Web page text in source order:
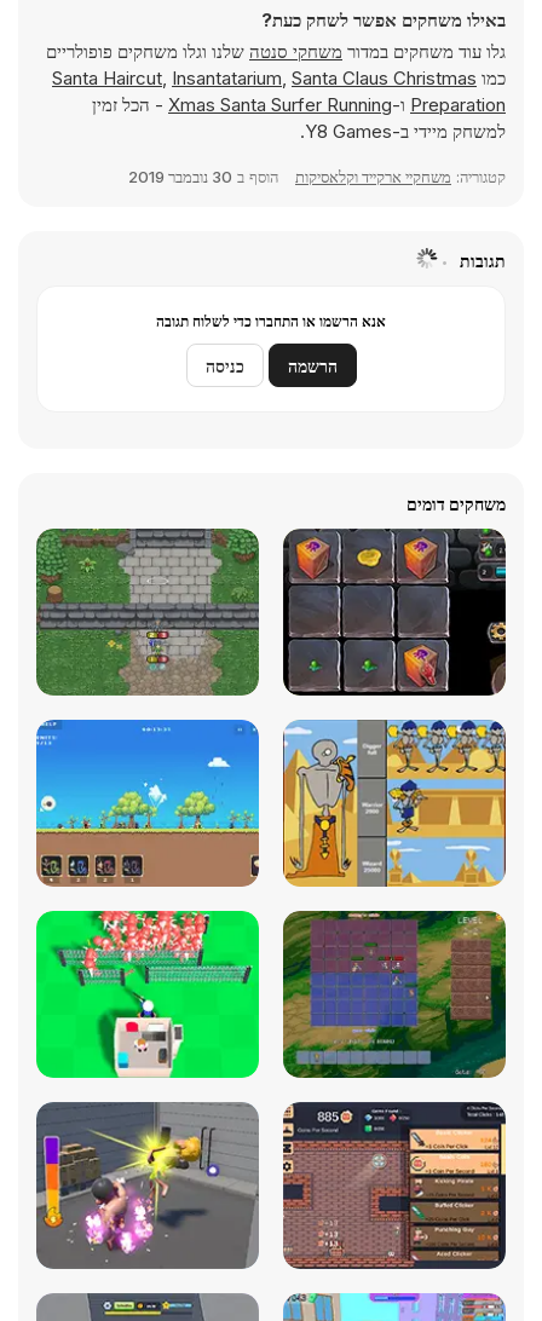
באילו משחקים אפשר לשחק כעת?
גלו עוד משחקים במדור משחקי סנטה שלנו וגלו משחקים פופולריים
כמו
Santa Haircut, Insantatarium, Santa Claus Christmas
Preparation ו-Xmas Santa Surfer Running - הכל זמין
למשחק מיידי ב-Y8 Games.
קטגוריה: משחקיי ארקייד וקלאסיקות הוסף ב 30 נובמבר 2019
תגובות
אנא הרשמו או התחברו כדי לשלוח תגובה
הרשמה כניסה
משחקים דומים